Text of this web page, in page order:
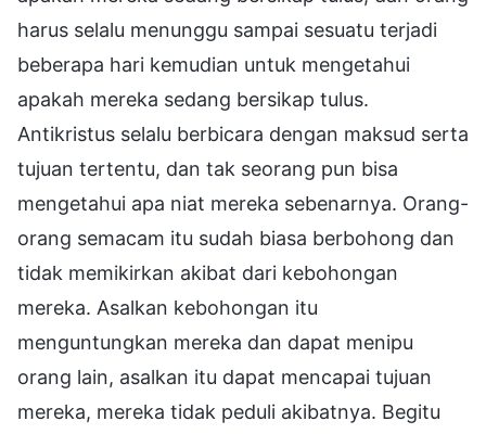
harus selalu menunggu sampai sesuatu terjadi
beberapa hari kemudian untuk mengetahui
apakah mereka sedang bersikap tulus.
Antikristus selalu berbicara dengan maksud serta
tujuan tertentu, dan tak seorang pun bisa
mengetahui apa niat mereka sebenarnya. Orang-
orang semacam itu sudah biasa berbohong dan
tidak memikirkan akibat dari kebohongan
mereka. Asalkan kebohongan itu
menguntungkan mereka dan dapat menipu
orang lain, asalkan itu dapat mencapai tujuan
mereka, mereka tidak peduli akibatnya. Begitu